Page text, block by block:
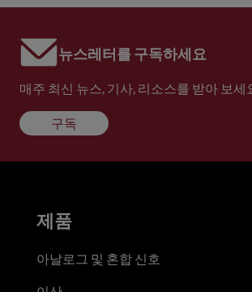
뉴스레터를 구독하세요
매주 최신 뉴스, 기사, 리소스를 받아 보세
구독
제품
아날로그 및 혼합 신호